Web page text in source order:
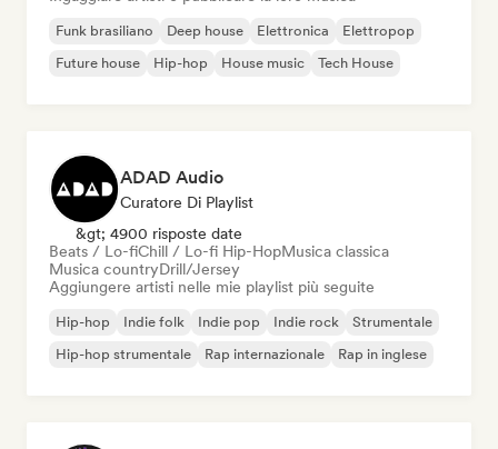
Funk brasiliano Deep house Elettronica
Elettropop
Future house
Hip-hop House music Tech House
ADAD Audio
Curatore Di Playlist
&gt; 4900 risposte date
Beats / Lo-fiChill / Lo-fi Hip-HopMusica classica
Musica countryDrill/Jersey
Aggiungere artisti nelle mie playlist più seguite
Hip-hop Indie folk Indie pop Indie rock
Strumentale
Hip-hop strumentale
Rap internazionale Rap in inglese